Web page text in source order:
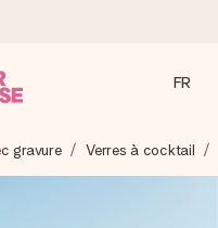
attention et l’envoyons
l’offrir au bon moment,
FR
gravure Verres à cocktail